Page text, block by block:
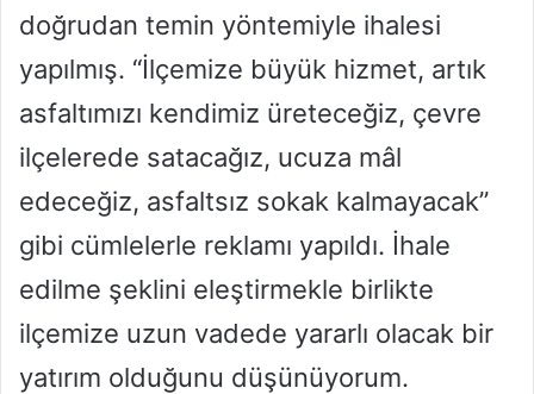
doğrudan temin yöntemiyle ihalesi
yapılmış. “İlçemize büyük hizmet, artık
asfaltımızı kendimiz üreteceğiz, çevre
ilçelerede satacağız, ucuza mâl
edeceğiz, asfaltsız sokak kalmayacak”
gibi cümlelerle reklamı yapıldı. İhale
edilme şeklini eleştirmekle birlikte
ilçemize uzun vadede yararlı olacak bir
yatırım olduğunu düşünüyorum.